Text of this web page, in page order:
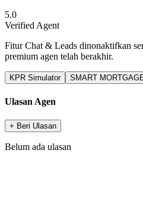
5.0
Verified Agent
Fitur Chat & Leads dinonaktifkan
premium agen telah berakhir.
KPR Simulator SMART
Ulasan Agen
+ Beri Ulasan
Belum ada ulasan